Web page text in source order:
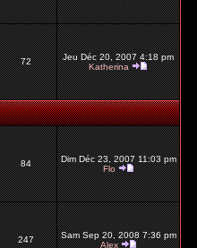
72
Jeu Déc 20, 2007 4:18 pm
Katherina
84
Dim Déc 23, 2007 11:03 pm
Flo
247
Sam Sep 20, 2008 7:36 pm
Alex